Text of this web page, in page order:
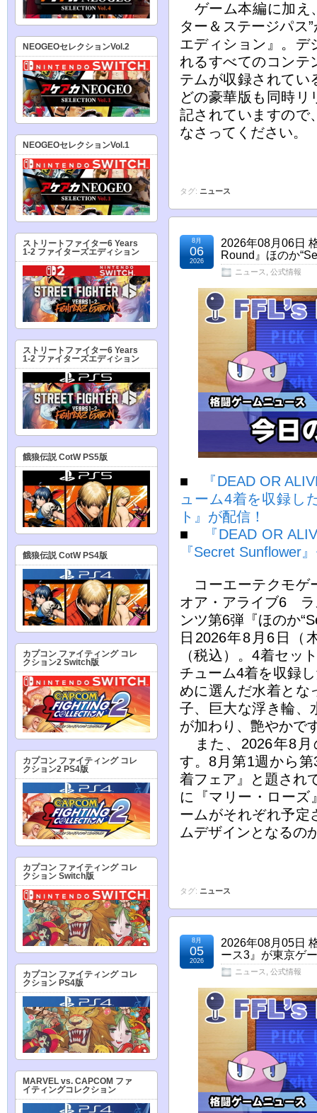
ゲーム本編に加え
ター＆ステージパス
エディション』。デ
れるすべてのコンテ
テムが収録されてい
どの豪華版も同時
記されていますので
なさってください。
タグ: ニュース
2026年08月06日
Round』ほのか
ニュース 公式情報
8月
06
2026
■
『DEAD OR
ューム4着を収録し
ト』が配信！
■
『DEAD OR
『Secret Sunflower
コーエーテクモゲ
オア・アライブ6 ラ
ンツ第6弾『ほのか
日2026年8月6日（
（税込）。4着セッ
チューム4着を収録
めに選んだ水着とな
子、巨大な浮き輪、
が加わり、艶やかで
また、2026年8月
す。8月第1週から
着フェア』と題され
に『マリー・ローズ
ームがそれぞれ予定
ムデザインとなるの
タグ: ニュース
2026年08月05日
ース3』が東京ゲ
ニュース 公式情報
8月
05
2026
NEOGEOセレクションVol.2
NEOGEOセレクションVol.1
ストリートファイター6 Years
1-2 ファイターズエディション
ストリートファイター6 Years
1-2 ファイターズエディション
餓狼伝説 CotW PS5版
餓狼伝説 CotW PS4版
カプコン ファイティング コレ
クション2 Switch版
カプコン ファイティング コレ
クション2 PS4版
カプコン ファイティング コレ
クション Switch版
カプコン ファイティング コレ
クション PS4版
MARVEL vs. CAPCOM ファ
イティングコレクション